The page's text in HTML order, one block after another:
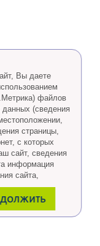
Вы даете
файлов
данных (сведения
страницы,
с которых
сайт, сведения
информация
сайта,
статистических
пользоваться
Ваши данные